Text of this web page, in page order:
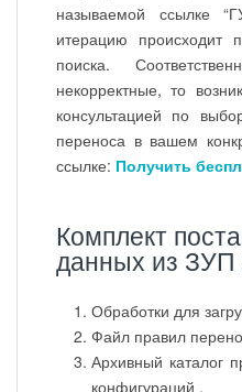
называемой ссылке
итерацию происходит
поиска.
некорректные, то
консультацией по
переноса в вашем
ссылке: Получить
Комплект
данных из ЗУП
Обработки для
Файл правил
Архивный каталог
конфигураций .